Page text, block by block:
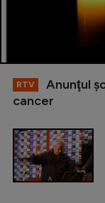
RTV
Anunţul
cancer